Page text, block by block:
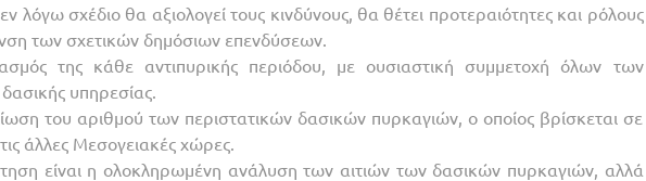
σχέδιο θα αξιολογεί τους κινδύνους, θα θέτει προτεραιότητες και ρόλους
των σχετικών δημόσιων επενδύσεων.
της κάθε αντιπυρικής περιόδου, µε ουσιαστική συμμετοχή όλων των
υπηρεσίας.
του αριθμού των περιστατικών δασικών πυρκαγιών, ο οποίος βρίσκεται σε
άλλες Μεσογειακές χώρες.
είναι η ολοκληρωμένη ανάλυση των αιτιών των δασικών πυρκαγιών, αλλά